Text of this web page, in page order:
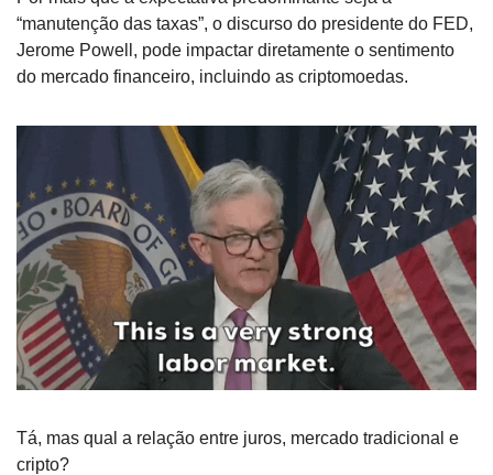
“manutenção das taxas”, o discurso do presidente do FED,
Jerome Powell, pode impactar diretamente o sentimento
do mercado financeiro, incluindo as criptomoedas.
Tá, mas qual a relação entre juros, mercado tradicional e
cripto?